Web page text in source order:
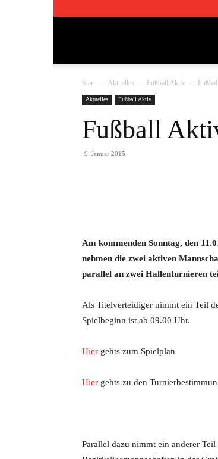
Pfedelbach
1911
Start Aktuelles Fußball Aktiv
Aktuelles Fußball Aktiv
Fußball
9. Januar 2015
Am kommenden Sonntag, den
nehmen die zwei aktiven
parallel an zwei Hallenturnieren
Als Titelverteidiger nimmt ein Teil
Spielbeginn ist ab 09.00 Uhr.
Hier gehts zum Spielplan
Hier gehts zu den
Parallel dazu nimmt ein anderer